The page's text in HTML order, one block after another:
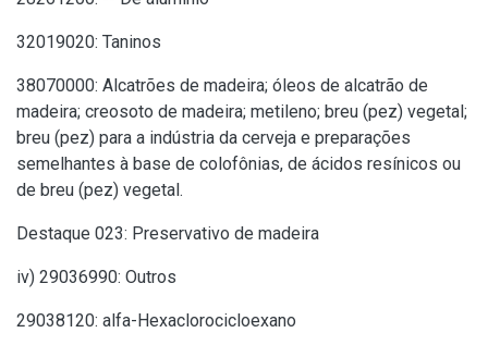
32019020: Taninos
38070000: Alcatrões de madeira; óleos de alcatrão de
madeira; creosoto de madeira; metileno; breu (pez) vegetal;
breu (pez) para a indústria da cerveja e preparações
semelhantes à base de colofônias, de ácidos resínicos ou
de breu (pez) vegetal.
Destaque 023: Preservativo de madeira
iv) 29036990: Outros
29038120: alfa-Hexaclorocicloexano